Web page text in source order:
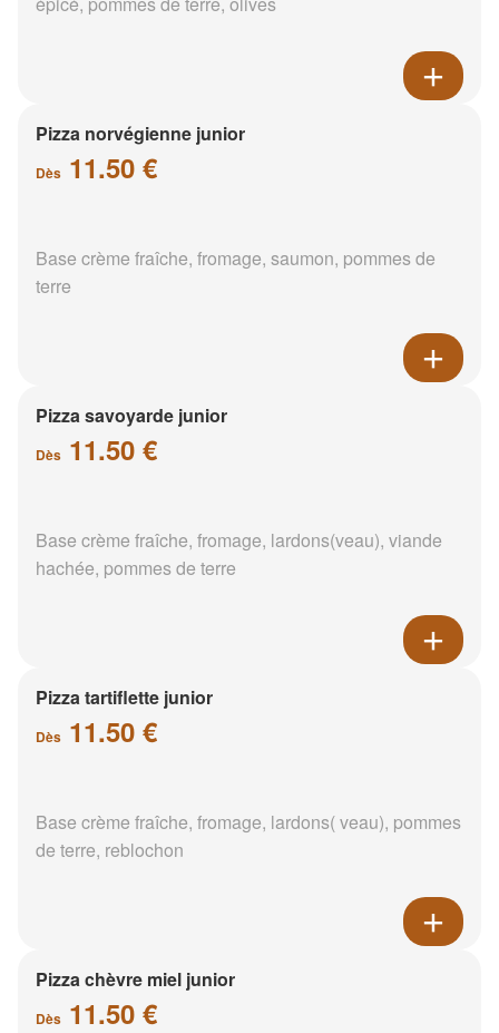
Pizza norvégienne junior
Dès 11.50 €
Base crème fraîche, fromage, saumon, pommes de
terre
Pizza savoyarde junior
Dès 11.50 €
Base crème fraîche, fromage, lardons(veau), viande
hachée, pommes de terre
Pizza tartiflette junior
Dès 11.50 €
Base crème fraîche, fromage, lardons( veau), pommes
de terre, reblochon
Pizza chèvre miel junior
Dès 11.50 €